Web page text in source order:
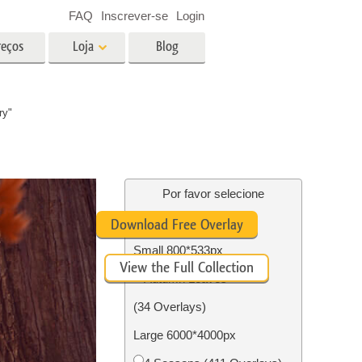
de
Foto Restauração Serviços
Loja Blog
FAQ Inscrever-se Login
Por favor selecione
Free Ps Overlay #10
Small 800*533px
Autumn Leaves
(34 Overlays)
Large 6000*4000px
Download Free Overlay
View the Full Collection